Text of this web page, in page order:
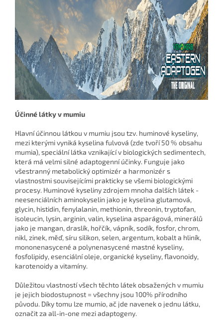
Účinné látky v mumiu
Hlavní účinnou látkou v mumiu jsou tzv. huminové kyseliny,
mezi kterými vyniká kyselina fulvová (zde tvoří 50 % obsahu
mumia), speciální látka vznikající v biologických sedimentech,
která má velmi silné adaptogenní účinky. Funguje jako
všestranný metabolický optimizér a harmonizér s
vlastnostmi souvisejícími prakticky se všemi biologickými
procesy. Huminové kyseliny zdrojem mnoha dalších látek -
neesenciálních aminokyselin jako je kyselina glutamová,
glycin, histidin, fenylalanin, methionin, threonin, tryptofan,
isoleucin, lysin, arginin, valin, kyselina asparágová, minerálů
jako je mangan, draslík, hořčík, vápník, sodík, fosfor, chrom,
nikl, zinek, měď, síru silikon, selen, argentum, kobalt a hliník,
mononenasycené a polynenasycené mastné kyseliny,
fosfolipidy, esenciální oleje, organické kyseliny, flavonoidy,
karotenoidy a vitamíny.
Důležitou vlastností všech těchto látek obsažených v mumiu
je jejich biodostupnost = všechny jsou 100% přírodního
původu. Díky tomu lze mumio, ač jde navenek o jednu látku,
označit za all-in-one mezi adaptogeny.